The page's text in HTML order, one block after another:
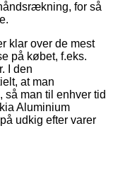
for så
klar over de mest
på købet, f.eks.
I den
at man
man til enhver tid
Aluminium
udkig efter varer